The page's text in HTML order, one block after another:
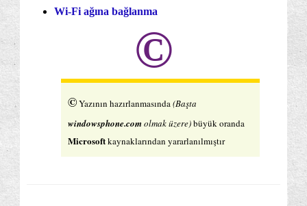
Wi-Fi ağına bağlanma
©
©Yazının hazırlanmasında(Başta
windowsphone.comolmak üzere)büyük oranda
Microsoftkaynaklarından yararlanılmıştır